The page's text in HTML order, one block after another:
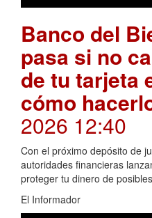
Banco del
pasa si no
de tu tarjeta
cómo
2026 12:40
Con el próximo depósito de
autoridades financieras
proteger tu dinero de
El Informador